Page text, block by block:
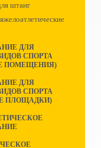
штанг
ДЛЯ
СПОРТА
ПОМЕЩЕНИЯ)
ДЛЯ
СПОРТА
ПЛОЩАДКИ)